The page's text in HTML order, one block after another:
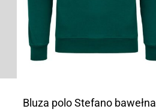
Bluza polo Stefano bawełna